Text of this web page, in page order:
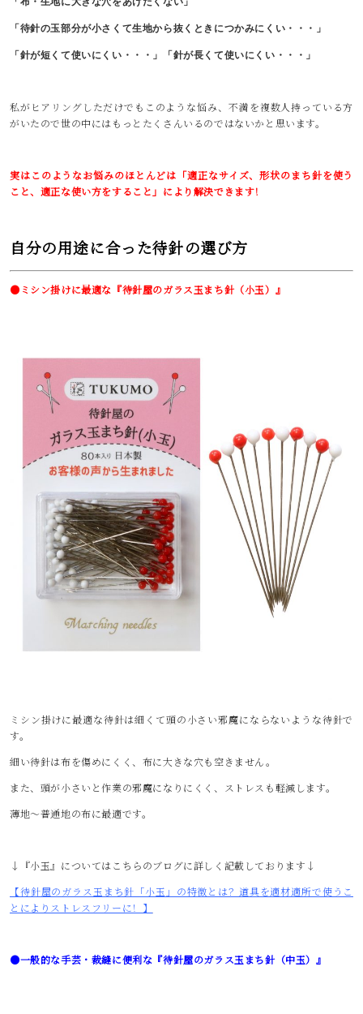
「待針の玉部分が小さくて生地から抜くときにつかみにくい・・・」
「針が短くて使いにくい・・・」「針が長くて使いにくい・・・」
私がヒアリングしただけでもこのような悩み、不満を複数人持っている方
がいたので世の中にはもっとたくさんいるのではないかと思います。
実はこのようなお悩みのほとんどは「適正なサイズ、形状のまち針を使う
こと、適正な使い方をすること」により解決できます！
自分の用途に合った待針の選び方
●ミシン掛けに最適な『待針屋のガラス玉まち針（小玉）』
ミシン掛けに最適な待針は細くて頭の小さい邪魔にならないような待針で
す。
細い待針は布を傷めにくく、布に大きな穴も空きません。
また、頭が小さいと作業の邪魔になりにくく、ストレスも軽減します。
薄地～普通地の布に最適です。
↓『小玉』についてはこちらのブログに詳しく記載しております↓
【待針屋のガラス玉まち針「小玉」の特徴とは？道具を適材適所で使うこ
とによりストレスフリーに！】
●一般的な手芸・裁縫に便利な『待針屋のガラス玉まち針（中玉）』